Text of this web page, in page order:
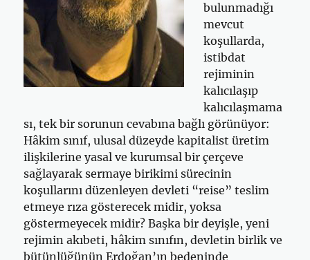
bulunmadığı
mevcut
koşullarda,
istibdat
rejiminin
kalıcılaşıp
kalıcılaşmama
sı, tek bir sorunun cevabına bağlı görünüyor:
Hâkim sınıf, ulusal düzeyde kapitalist üretim
ilişkilerine yasal ve kurumsal bir çerçeve
sağlayarak sermaye birikimi sürecinin
koşullarını düzenleyen devleti “reise” teslim
etmeye rıza gösterecek midir, yoksa
göstermeyecek midir? Başka bir deyişle, yeni
rejimin akıbeti, hâkim sınıfın, devletin birlik ve
bütünlüğünün Erdoğan’ın bedeninde